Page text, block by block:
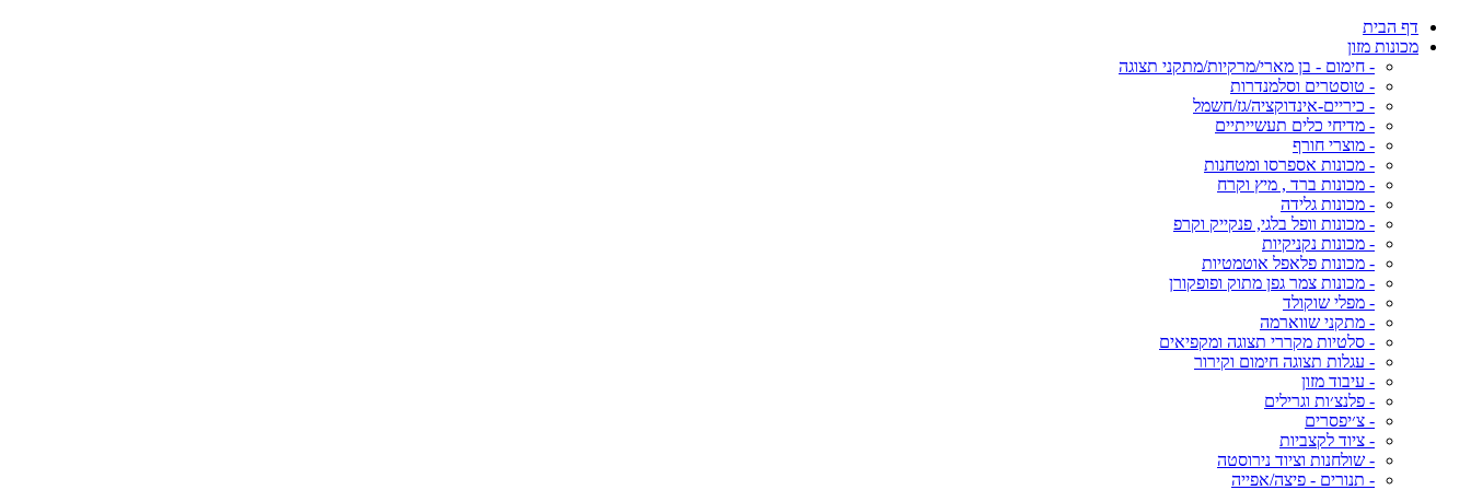
דף הבית
מכונות מזון
- חימום - בן מארי/מרקיות/מתקני תצוגה
- טוסטרים וסלמנדרות
- כיריים-אינדוקציה/גז/חשמל
- מדיחי כלים תעשייתיים
- מוצרי חורף
- מכונות אספרסו ומטחנות
- מכונות ברד , מיץ וקרח
- מכונות גלידה
- מכונות וופל בלגי, פנקייק וקרפ
- מכונות נקניקיות
- מכונות פלאפל אוטמטיות
- מכונות צמר גפן מתוק ופופקורן
- מפלי שוקולד
- מתקני שווארמה
- סלטיות מקררי תצוגה ומקפיאים
- עגלות תצוגה חימום וקירור
- עיבוד מזון
- פלנצ׳ות וגרילים
- צ׳יפסרים
- ציוד לקצביות
- שולחנות וציוד נירוסטה
- תנורים - פיצה/אפייה